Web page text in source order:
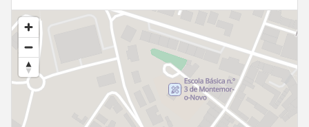
Setúbal
Viana do Castelo
Vila Real
Viseu